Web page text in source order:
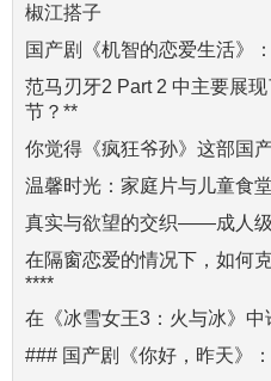
椒江搭子
国产剧《机智的恋爱生活》
范马刃牙2 Part 2 中主要展
节？**
你觉得《疯狂爷孙》这部国
温馨时光：家庭片与儿童食
真实与欲望的交织——成人
在隔窗恋爱的情况下，如何
****
在《冰雪女王3：火与冰》中
### 国产剧《你好，昨天》